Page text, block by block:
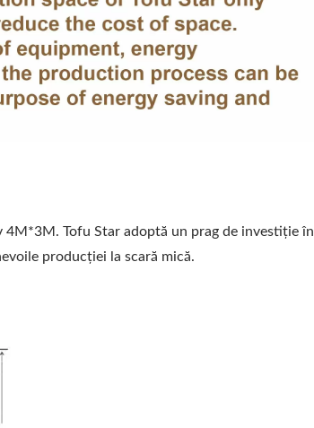
Tofu Star adoptă un prag de investiție în
producției la scară mică.